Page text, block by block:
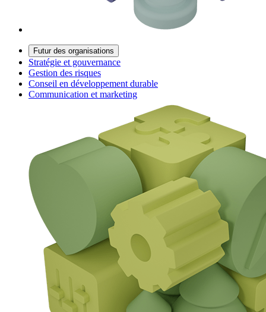
Futur des organisations
Stratégie et gouvernance
Gestion des risques
Conseil en développement durable
Communication et marketing